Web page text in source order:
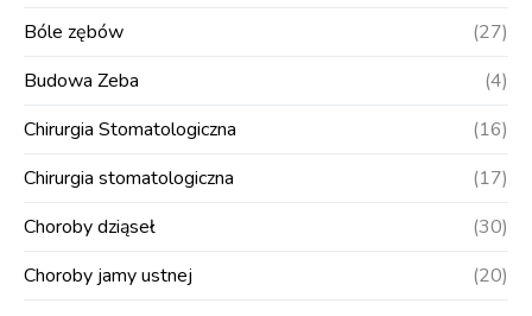
Bóle zębów
(27)
Budowa Zeba
(4)
Chirurgia Stomatologiczna
(16)
Chirurgia stomatologiczna
(17)
Choroby dziąseł
(30)
Choroby jamy ustnej
(20)